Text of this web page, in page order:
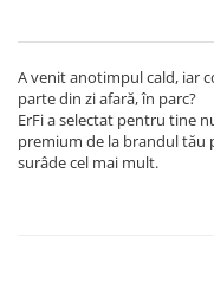
A venit anotimpul cald, iar
parte din zi afară, în parc?
ErFi a selectat pentru tine
premium de la brandul tău
surâde cel mai mult.